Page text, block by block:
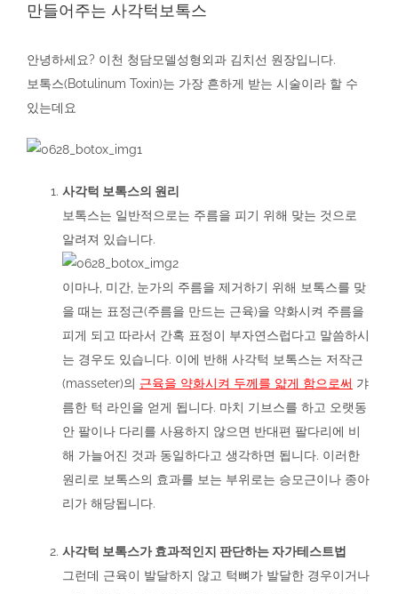
만들어주는 사각턱보톡스
안녕하세요? 이천 청담모델성형외과 김치선 원장입니다.
보톡스(Botulinum Toxin)는 가장 흔하게 받는 시술이라 할 수
있는데요
사각턱 보톡스의 원리
보톡스는 일반적으로는 주름을 피기 위해 맞는 것으로
알려져 있습니다.
이마나, 미간, 눈가의 주름을 제거하기 위해 보톡스를 맞
을 때는 표정근(주름을 만드는 근육)을 약화시켜 주름을
피게 되고 따라서 간혹 표정이 부자연스럽다고 말씀하시
는 경우도 있습니다. 이에 반해 사각턱 보톡스는 저작근
(masseter)의 근육을 약화시켜 두께를 얇게 함으로써 갸
름한 턱 라인을 얻게 됩니다. 마치 기브스를 하고 오랫동
안 팔이나 다리를 사용하지 않으면 반대편 팔다리에 비
해 가늘어진 것과 동일하다고 생각하면 됩니다. 이러한
원리로 보톡스의 효과를 보는 부위로는 승모근이나 종아
리가 해당됩니다.
사각턱 보톡스가 효과적인지 판단하는 자가테스트법
그런데 근육이 발달하지 않고 턱뼈가 발달한 경우이거나